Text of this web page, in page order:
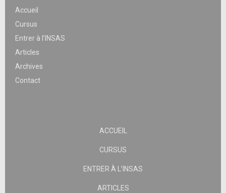
Accueil
Cursus
Entrer à l’INSAS
Articles
Archives
Contact
ACCUEIL
CURSUS
ENTRER À L’INSAS
ARTICLES